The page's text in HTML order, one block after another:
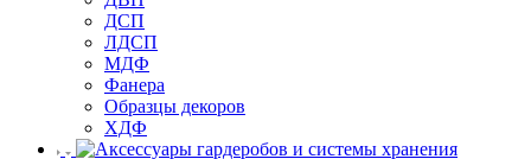
ДСП
ЛДСП
МДФ
Фанера
Образцы декоров
ХДФ